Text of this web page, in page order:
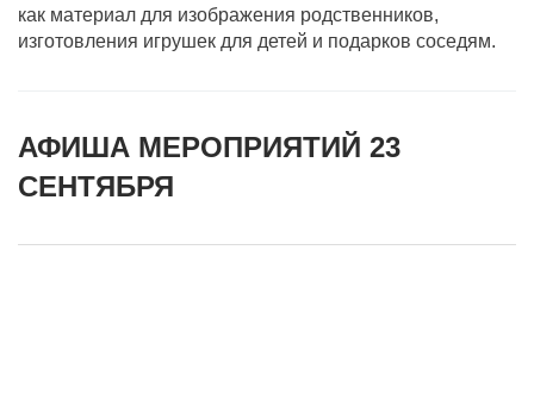
как материал для изображения родственников,
изготовления игрушек для детей и подарков соседям.
АФИША МЕРОПРИЯТИЙ 23
СЕНТЯБРЯ